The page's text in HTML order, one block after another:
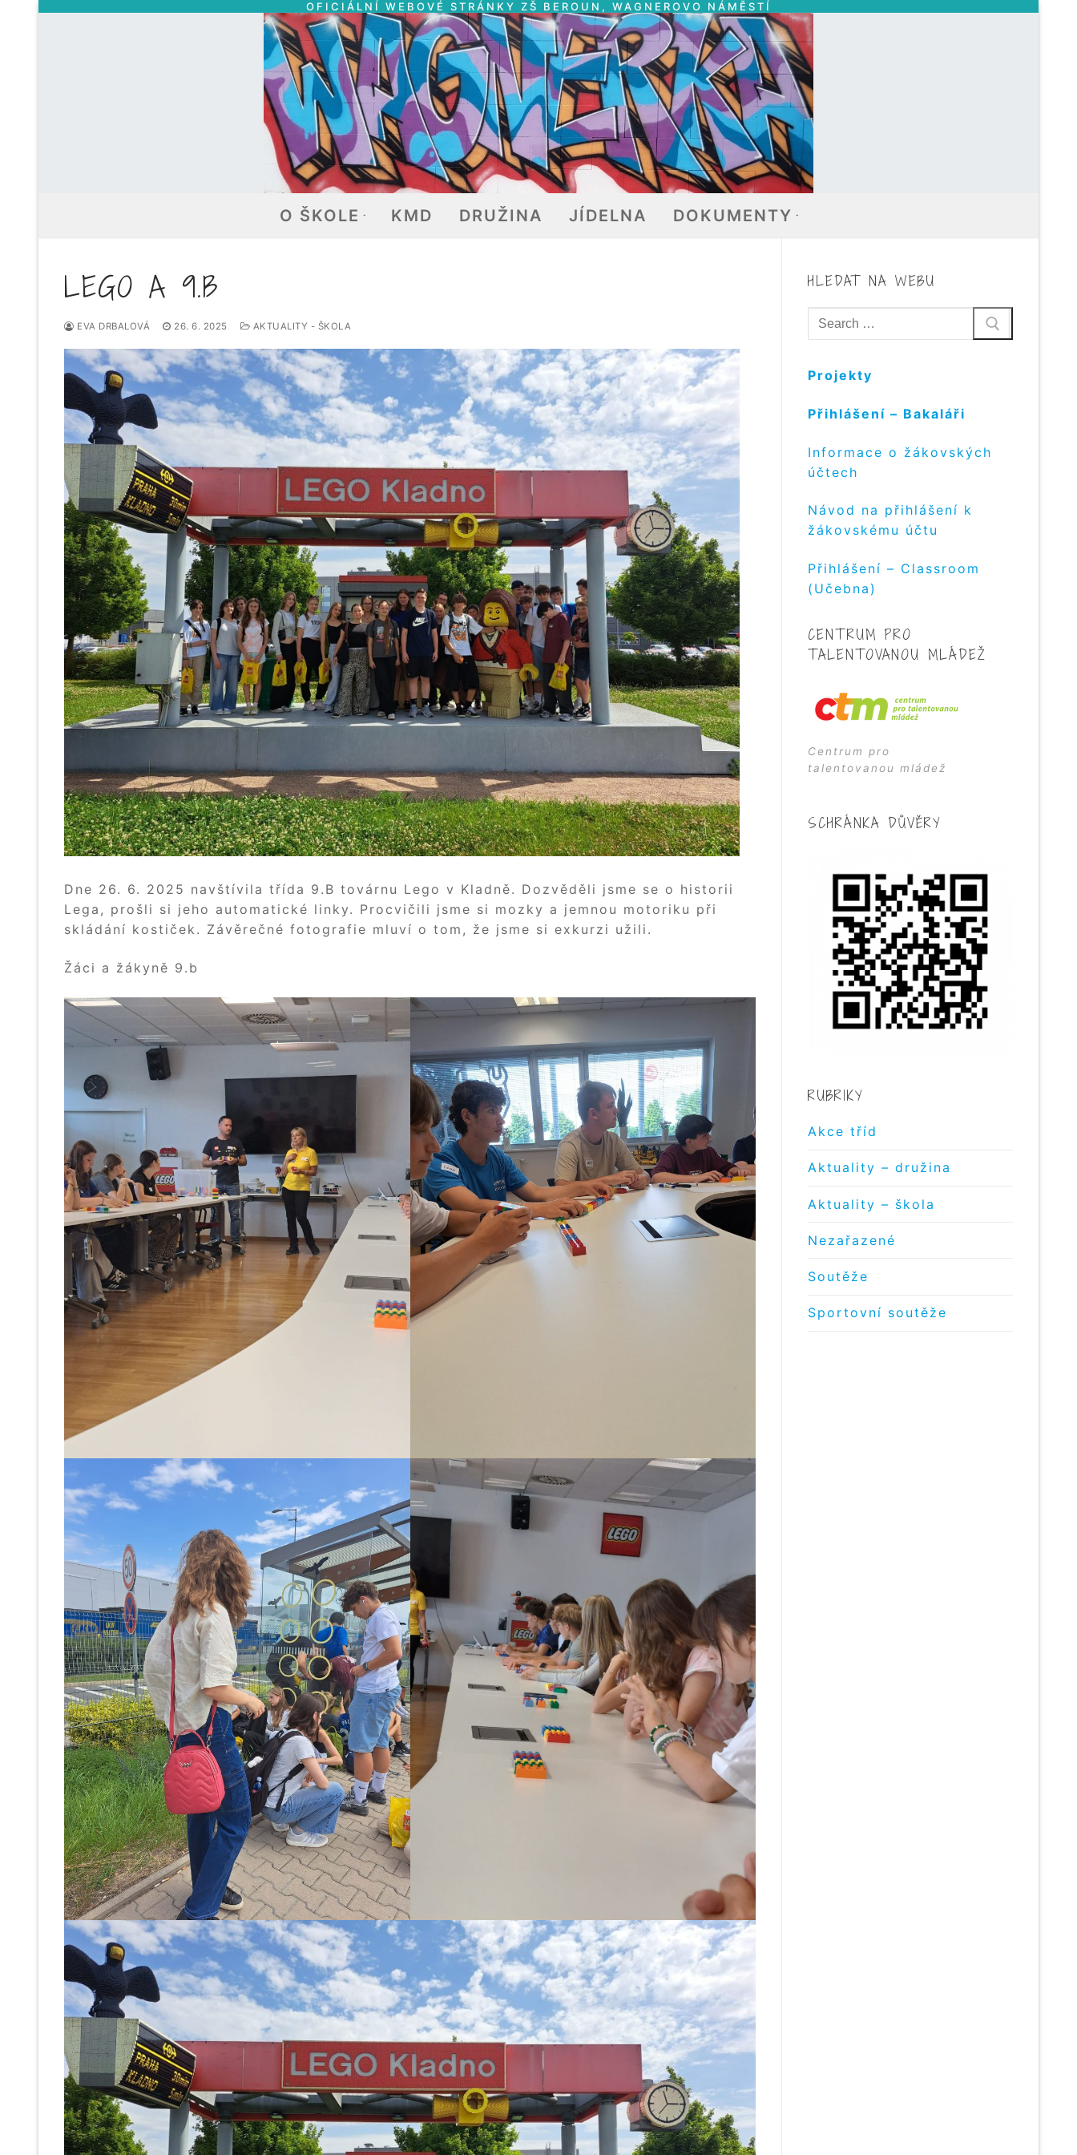
Přeskočit
OFICIÁLNÍ WEBOVÉ STRÁNKY ZŠ BEROUN, WAGNEROVO NÁMĚSTÍ
O ŠKOLE KMD DRUŽINA JÍDELNA DOKUMENTY
LEGO A 9.B
EVA DRBALOVÁ 26. 6. 2025 AKTUALITY - ŠKOLA
Dne 26. 6. 2025 navštívila třída 9.B továrnu Lego v Kladně. Dozvěděli jsme se o historii
Lega, prošli si jeho automatické linky. Procvičili jsme si mozky a jemnou motoriku při
skládání kostiček. Závěrečné fotografie mluví o tom, že jsme si exkurzi užili.
Žáci a žákyně 9.b
HLEDAT NA WEBU
Hledat:
Projekty
Přihlášení – Bakaláři
Informace o žákovských
účtech
Návod na přihlášení k
žákovskému účtu
Přihlášení – Classroom
(Učebna)
CENTRUM PRO
TALENTOVANOU MLÁDEŽ
Centrum pro
talentovanou mládež
SCHRÁNKA DŮVĚRY
RUBRIKY
Akce tříd
Aktuality – družina
Aktuality – škola
Nezařazené
Soutěže
Sportovní soutěže